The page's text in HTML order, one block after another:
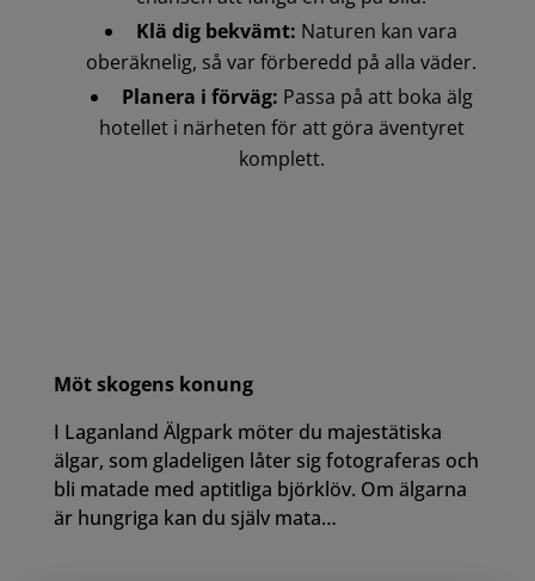
Klä dig bekvämt: Naturen kan vara
oberäknelig, så var förberedd på alla väder.
Planera i förväg: Passa på att boka älg
hotellet i närheten för att göra äventyret
komplett.
Möt skogens konung
I Laganland Älgpark möter du majestätiska
älgar, som gladeligen låter sig fotograferas och
bli matade med aptitliga björklöv. Om älgarna
är hungriga kan du själv mata…